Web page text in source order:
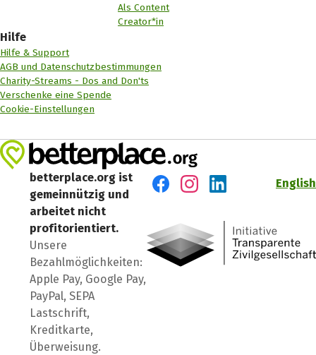
Als Content
Creator*in
Hilfe
Hilfe & Support
AGB und Datenschutzbestimmungen
Charity-Streams - Dos and Don'ts
Verschenke eine Spende
Cookie-Einstellungen
betterplace.org ist
gemeinnützig und
arbeitet nicht
profitorientiert.
Unsere
Bezahlmöglichkeiten:
Apple Pay, Google Pay,
PayPal, SEPA
Lastschrift,
Kreditkarte,
Überweisung.
English